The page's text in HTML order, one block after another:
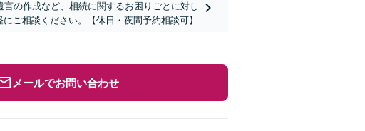
の作成など、相続に関するお困りごとに対し
ご相談ください。【休日・夜間予約相談可】
メールでお問い合わせ